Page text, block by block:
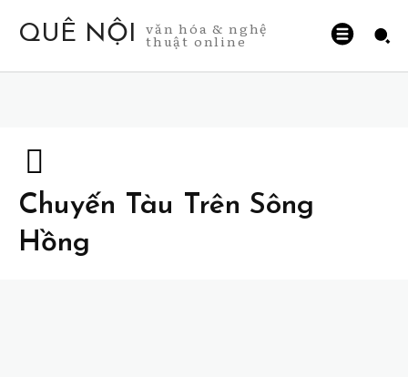
QUÊ NỘI văn hóa & nghệ
thuật online
Chuyến Tàu Trên Sông
Hồng